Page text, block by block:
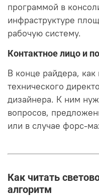
программой в
инфраструктуре
рабочую систему.
Контактное лицо и
В конце райдера,
технического
дизайнера. К ним
вопросов,
или в случае форс-
Как читать
алгоритм